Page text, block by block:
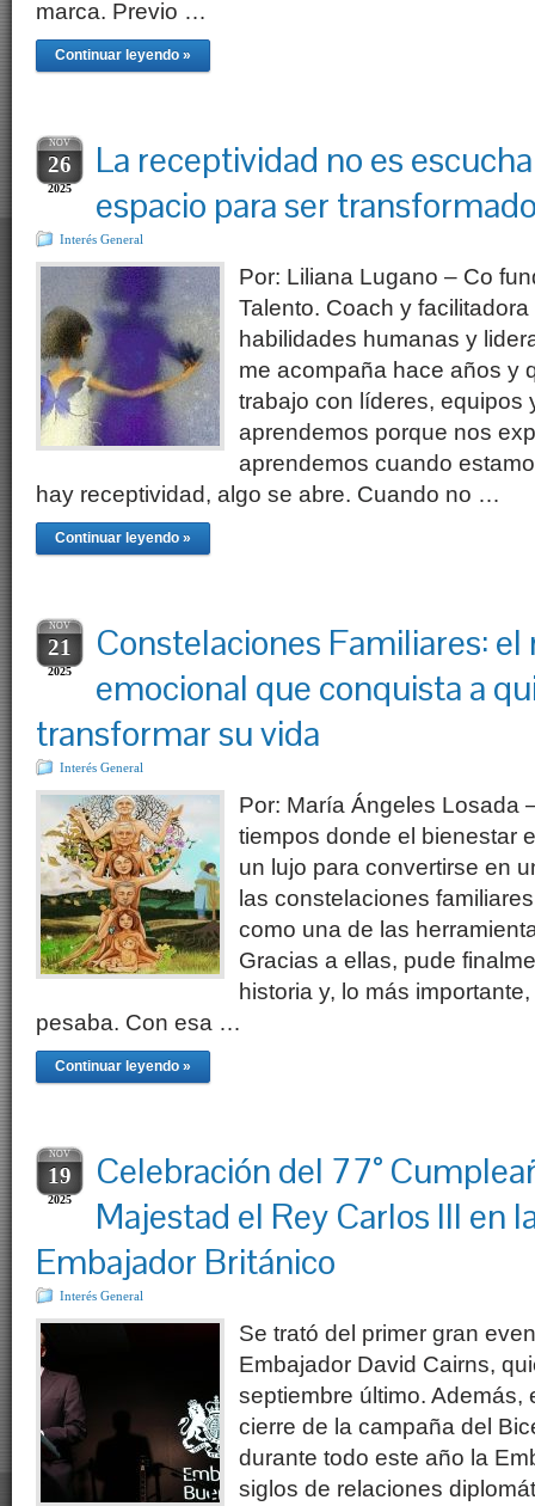
marca. Previo …
Continuar leyendo »
NOV
26
2025
La receptividad no es
espacio para ser
Interés General
Por: Liliana Lugano – Co
Talento. Coach y
habilidades humanas y
me acompaña hace años y
trabajo con líderes, equipos
aprendemos porque nos
aprendemos cuando
hay receptividad, algo se abre. Cuando no …
Continuar leyendo »
NOV
21
2025
Constelaciones Familiares:
emocional que conquista a
transformar su vida
Interés General
Por: María Ángeles Losada
tiempos donde el bienestar
un lujo para convertirse en
las constelaciones
como una de las
Gracias a ellas, pude
historia y, lo más
pesaba. Con esa …
Continuar leyendo »
NOV
19
2025
Celebración del 77°
Majestad el Rey Carlos III en
Embajador Británico
Interés General
Se trató del primer gran
Embajador David Cairns,
septiembre último. Además,
cierre de la campaña del
durante todo este año la
siglos de relaciones